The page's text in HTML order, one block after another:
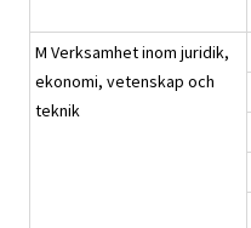
M Verksamhet inom juridik,
ekonomi, vetenskap och
teknik